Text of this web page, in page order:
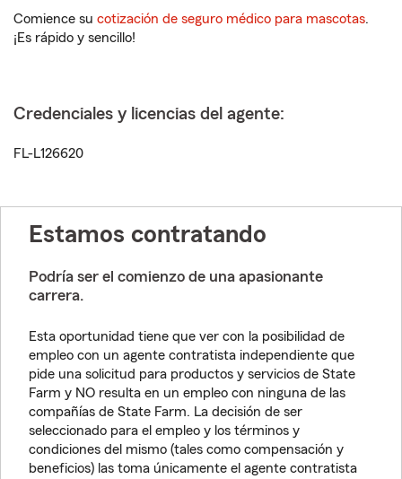
Comience su cotización de seguro médico para mascotas.
¡Es rápido y sencillo!
Credenciales y licencias del agente:
FL-L126620
Estamos contratando
Podría ser el comienzo de una apasionante
carrera.
Esta oportunidad tiene que ver con la posibilidad de
empleo con un agente contratista independiente que
pide una solicitud para productos y servicios de State
Farm y NO resulta en un empleo con ninguna de las
compañías de State Farm. La decisión de ser
seleccionado para el empleo y los términos y
condiciones del mismo (tales como compensación y
beneficios) las toma únicamente el agente contratista